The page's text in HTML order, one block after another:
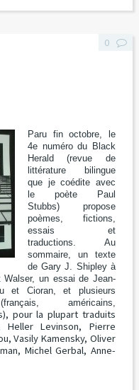
Paru fin octobre, le
4e numéro du Black
Herald (revue de
littérature bilingue
que je coédite avec
le poète Paul
Stubbs) propose
poèmes, fictions,
essais et
traductions. Au
sommaire, un texte
de Gary J. Shipley à
Walser, un essai de Jean-
et Cioran, et plusieurs
américains,
pour la plupart traduits
Levinson, Pierre
Vasily Kamensky, Oliver
Michel Gerbal, Anne-
0